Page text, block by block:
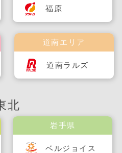
道南エリア
道南ラルズ
福原
北
岩手県
ベルジョイス